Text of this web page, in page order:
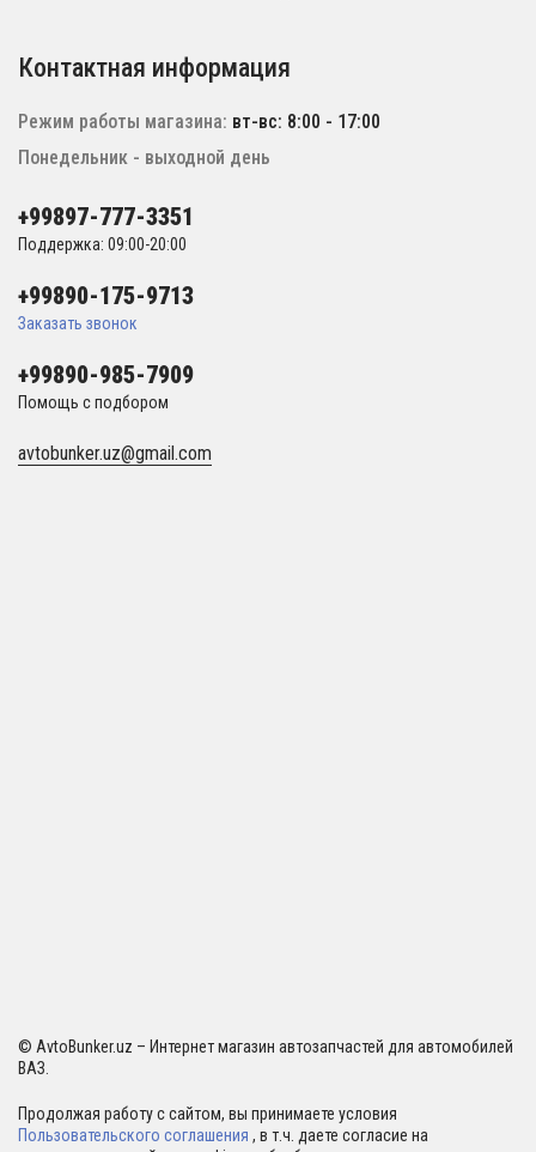
Контактная информация
Режим работы магазина: вт-вс: 8:00 - 17:00
Понедельник - выходной день
+99897-777-3351
Поддержка: 09:00-20:00
+99890-175-9713
Заказать звонок
+99890-985-7909
Помощь с подбором
avtobunker.uz@gmail.com
© AvtoBunker.uz – Интернет магазин автозапчастей для автомобилей
ВАЗ.
Продолжая работу с сайтом, вы принимаете условия
Пользовательского соглашения , в т.ч. даете согласие на